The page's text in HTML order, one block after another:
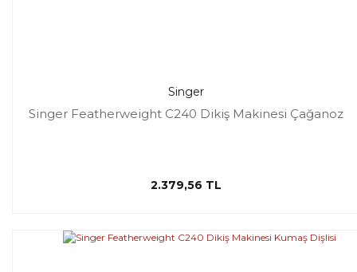
Singer
Singer Featherweight C240 Dikiş Makinesi Çağanoz
2.379,56 TL